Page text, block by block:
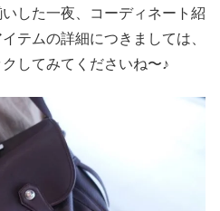
した一夜、コーディネート紹
テムの詳細につきましては、
してみてくださいね〜♪